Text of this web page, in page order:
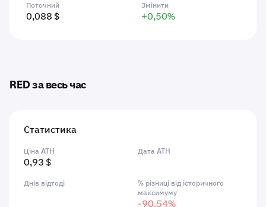
Поточний
0,088 $
Змінити
+0,50%
RED за весь час
Статистика
Ціна ATH
0,93 $
Дата ATH
Днів відтоді
% різниці від історичного
максимуму
-90,54%